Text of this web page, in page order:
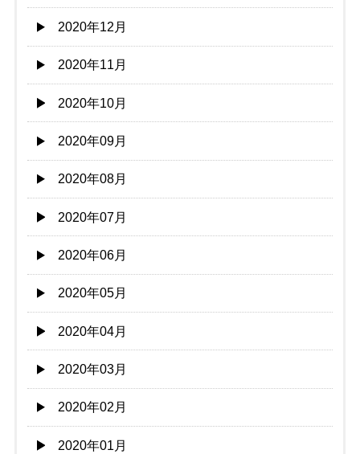
2020年12月
2020年11月
2020年10月
2020年09月
2020年08月
2020年07月
2020年06月
2020年05月
2020年04月
2020年03月
2020年02月
2020年01月